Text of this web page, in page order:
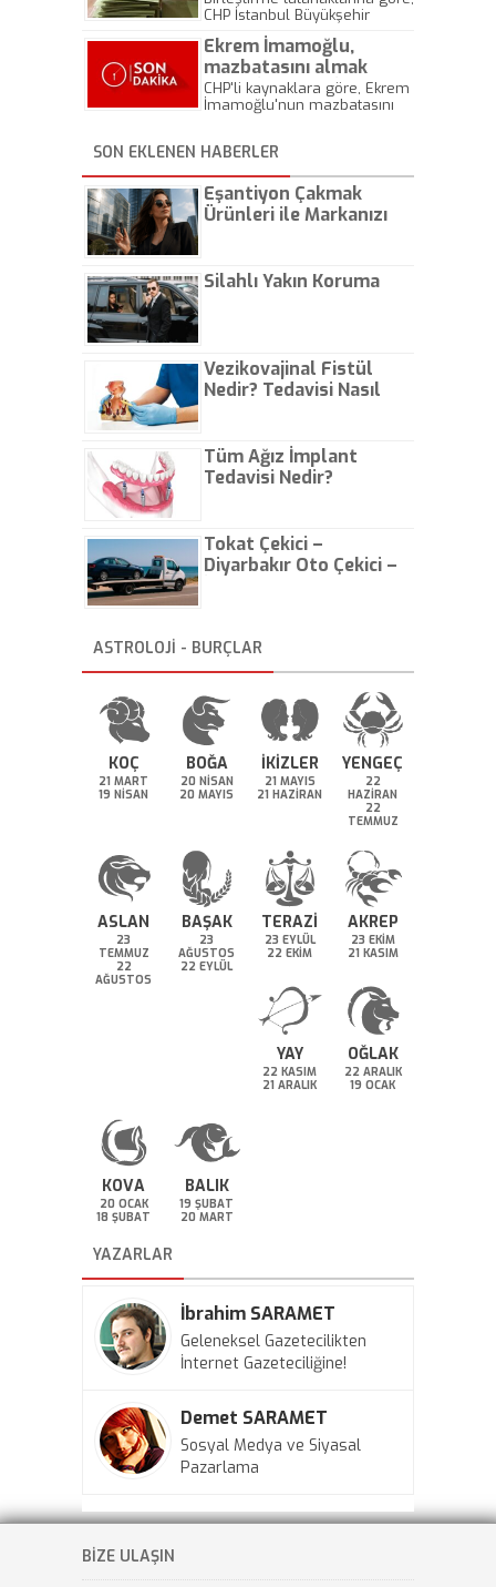
CHP İstanbul Büyükşehir
Belediye Başkan Adayı
İmamoğlu 4 milyon 169 bin
765, AK Parti İstanbul
Büyükşehir Belediye Başkan
Adayı Yıldırım 4 milyon 156
bin 36 oy aldı.
Ekrem İmamoğlu,
mazbatasını almak
üzere İstanbul İl Seçim
Kurulu’na davet edildi
CHP'li kaynaklara göre, Ekrem
İmamoğlu'nun mazbatasını
SON EKLENEN HABERLER
Eşantiyon Çakmak
Ürünleri ile Markanızı
Silahlı Yakın Koruma
Vezikovajinal Fistül
Nedir? Tedavisi Nasıl
Tüm Ağız İmplant
Tedavisi Nedir?
Tokat Çekici –
Diyarbakır Oto Çekici –
ASTROLOJİ - BURÇLAR
KOÇ
21 MART
19 NİSAN
BOĞA
20 NİSAN
20 MAYIS
İKİZLER
21 MAYIS
21 HAZİRAN
YENGEÇ
22
HAZİRAN
22
TEMMUZ
ASLAN
23
TEMMUZ
22
AĞUSTOS
BAŞAK
23
AĞUSTOS
22 EYLÜL
TERAZİ
23 EYLÜL
22 EKİM
AKREP
23 EKİM
21 KASIM
YAY
22 KASIM
21 ARALIK
OĞLAK
22 ARALIK
19 OCAK
KOVA
20 OCAK
18 ŞUBAT
BALIK
19 ŞUBAT
20 MART
YAZARLAR
İbrahim SARAMET
Geleneksel Gazetecilikten
İnternet Gazeteciliğine!
Demet SARAMET
Sosyal Medya ve Siyasal
Pazarlama
BİZE ULAŞIN